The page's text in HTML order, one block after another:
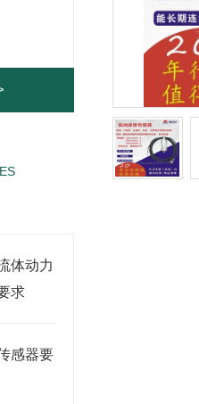
体动力
求
感器要